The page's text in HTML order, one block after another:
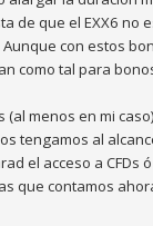
de que el EXX6 no
con estos
como tal para
menos en mi
tengamos al
el acceso a CFDs
que contamos